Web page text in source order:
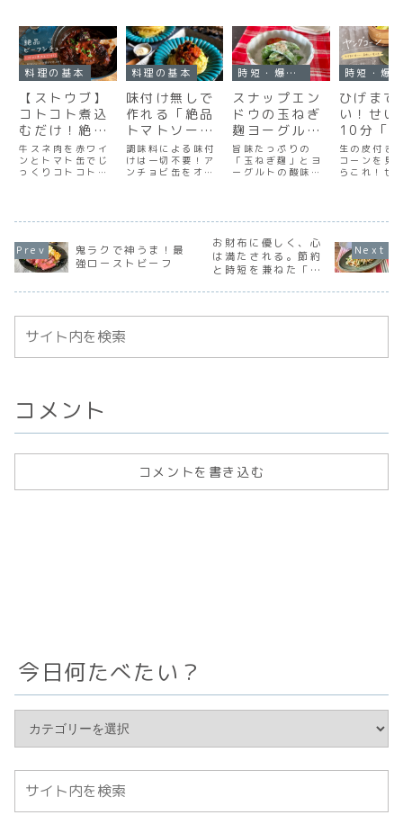
料理の基本
【ストウブ】
コトコト煮込
むだけ！絶品
ビーフシチュ
ー｜赤ワイン
とトマトで贅
牛スネ肉を赤ワイ
ンとトマト缶でじ
っくりコトコト。
Creuset）、バー
（Vermicular）
などの鋳鉄ホーロ
ー鍋で時間をかけ
ーフシチューのレ
くほどホロホロに
仕上がる、特別な
日のご馳走メニュ
料理の基本
味付け無しで
作れる「絶品
トマトソー
ス」
調味料による味付
けは一切不要！ア
ンチョビ缶をオイ
トソース」が作れ
ねぎの甘みが引き
立つ、RIPI-REPI
自慢の保存版レシ
時短・爆速レシピ
スナップエン
ドウの玉ねぎ
麹ヨーグルト
和え｜ヘルシ
ーな大人のお
つまみにも
旨味たっぷりの
「玉ねぎ麹」とヨ
ーグルトの酸味
まみレシピ。デリ
上がりなのに、和
えるだけで超簡
単！ヘルシー、発
酵パワーたっぷり
の副菜です。
ひげまで
い！せい
10分「
ヤングコ
の蒸籠蒸
の美味し
生の皮付き
コーンを見
らこれ！せ
ちろん、驚
「ひげ」の
や下処理の
ご紹介しま
鬼ラクで神うま！最
強ローストビーフ
お財布に優しく、心
は満たされる。節約
と時短を兼ねた「も
ラダ」
コメント
コメントを書き込む
今日何たべたい？